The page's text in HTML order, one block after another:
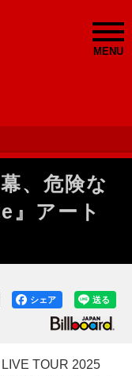
MENU
、危険な
』アート
送る
シェア
TOUR 2025